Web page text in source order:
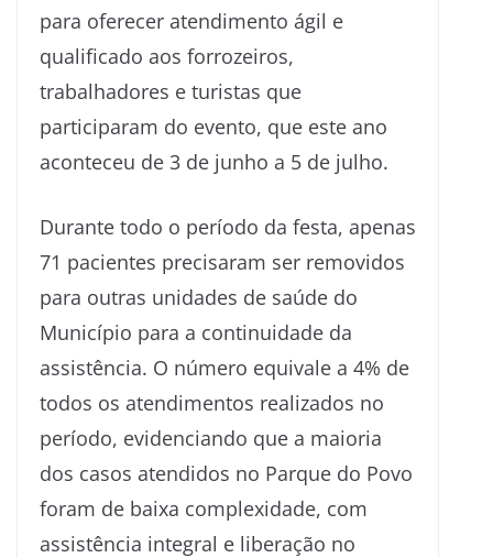
para oferecer atendimento ágil e
qualificado aos forrozeiros,
trabalhadores e turistas que
participaram do evento, que este ano
aconteceu de 3 de junho a 5 de julho.
Durante todo o período da festa, apenas
71 pacientes precisaram ser removidos
para outras unidades de saúde do
Município para a continuidade da
assistência. O número equivale a 4% de
todos os atendimentos realizados no
período, evidenciando que a maioria
dos casos atendidos no Parque do Povo
foram de baixa complexidade, com
assistência integral e liberação no